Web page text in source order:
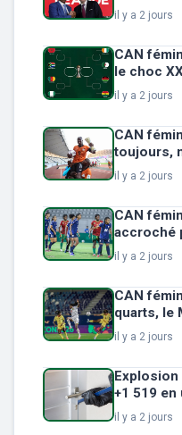
il y a 2 jours
CAN
le choc
il y a 2 jours
CAN
toujours,
il y a 2 jours
CAN
accroché
il y a 2 jours
CAN
quarts, le
il y a 2 jours
Explosion
+1 519 en
il y a 2 jours